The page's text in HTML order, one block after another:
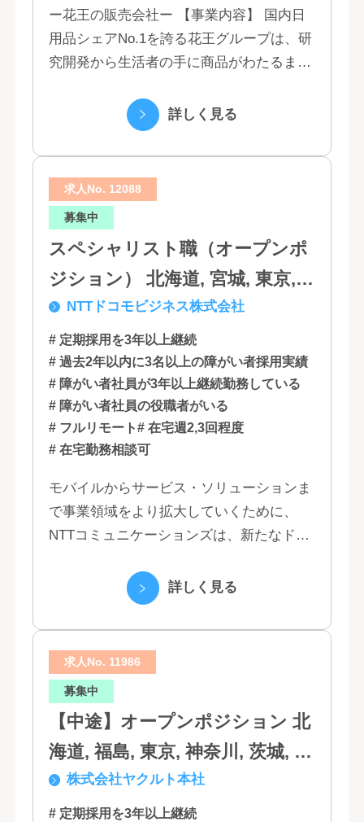
ー花王の販売会社ー 【事業内容】 国内日
用品シェアNo.1を誇る花王グループは、研
究開発から生活者の手に商品がわたるまで
で、情報のスピード、質、量ともに他社に
詳しく見る
求人No. 12088
募集中
スペシャリスト職（オープンポ
ジション） 北海道, 宮城, 東京,
石川, 愛知, 大阪, 広島, 香川, 福岡
NTTドコモビジネス株式会社
# 定期採用を3年以上継続
# 過去2年以内に3名以上の障がい者採用実績
# 障がい者社員が3年以上継続勤務している
# 障がい者社員の役職者がいる
# フルリモート# 在宅週2,3回程度
# 在宅勤務相談可
モバイルからサービス・ソリューションま
で事業領域をより拡大していくために、
NTTコミュニケーションズは、新たなドコ
たちは、クラウド、ネットワーク、セキュ
リティといっ...
詳しく見る
求人No. 11986
募集中
【中途】オープンポジション 北
海道, 福島, 東京, 神奈川, 茨城, 静
岡, 大阪, 兵庫, 福岡, 佐賀
株式会社ヤクルト本社
# 定期採用を3年以上継続